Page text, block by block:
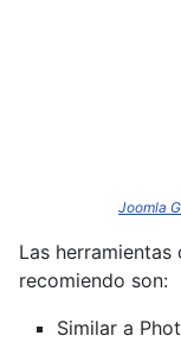
Joomla
Las
recomiendo son:
Similar a